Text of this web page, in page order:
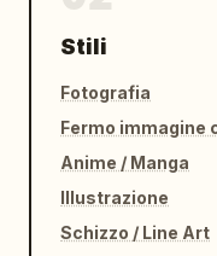
Stili
Fotografia
Anime / Manga
Illustrazione
Schizzo / Line Art